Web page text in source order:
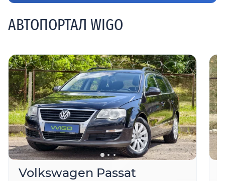
АВТОПОРТАЛ WIGO
Volkswagen Passat